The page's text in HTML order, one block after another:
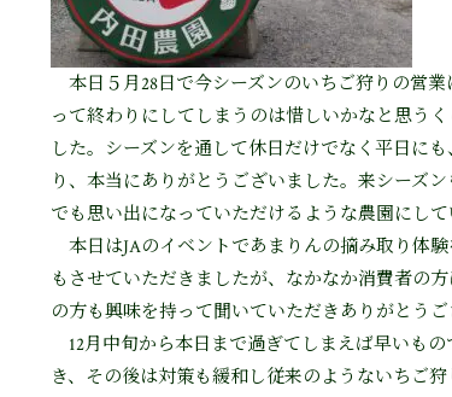
本日５月28日で今シーズンのいちご狩りの営
って終わりにしてしまうのは惜しいかなと思う
した。シーズンを通して休日だけでなく平日に
り、本当にありがとうございました。来シーズ
でも思い出になっていただけるような農園にして
本日はJAのイベントであまりんの摘み取り体
もさせていただきましたが、なかなか消費者の
の方も興味を持って聞いていただきありがとうご
12月中旬から本日まで過ぎてしまえば早いも
き、その後は対策も緩和し従来のようないちご